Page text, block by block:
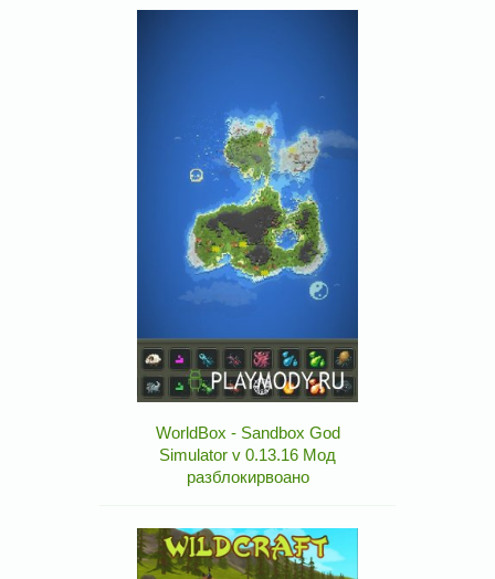
WorldBox - Sandbox God
Simulator v 0.13.16 Мод
разблокирвоано